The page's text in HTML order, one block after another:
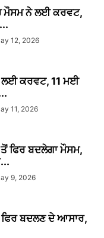
ਮੌਸਮ ਨੇ ਲਈ ਕਰਵਟ,
12, 2026
ਲਈ ਕਰਵਟ, 11 ਮਈ
11, 2026
ਫਿਰ ਬਦਲੇਗਾ ਮੌਸਮ,
9, 2026
ਫਿਰ ਬਦਲਣ ਦੇ ਆਸਾਰ,